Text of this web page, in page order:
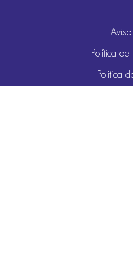
Política
Política